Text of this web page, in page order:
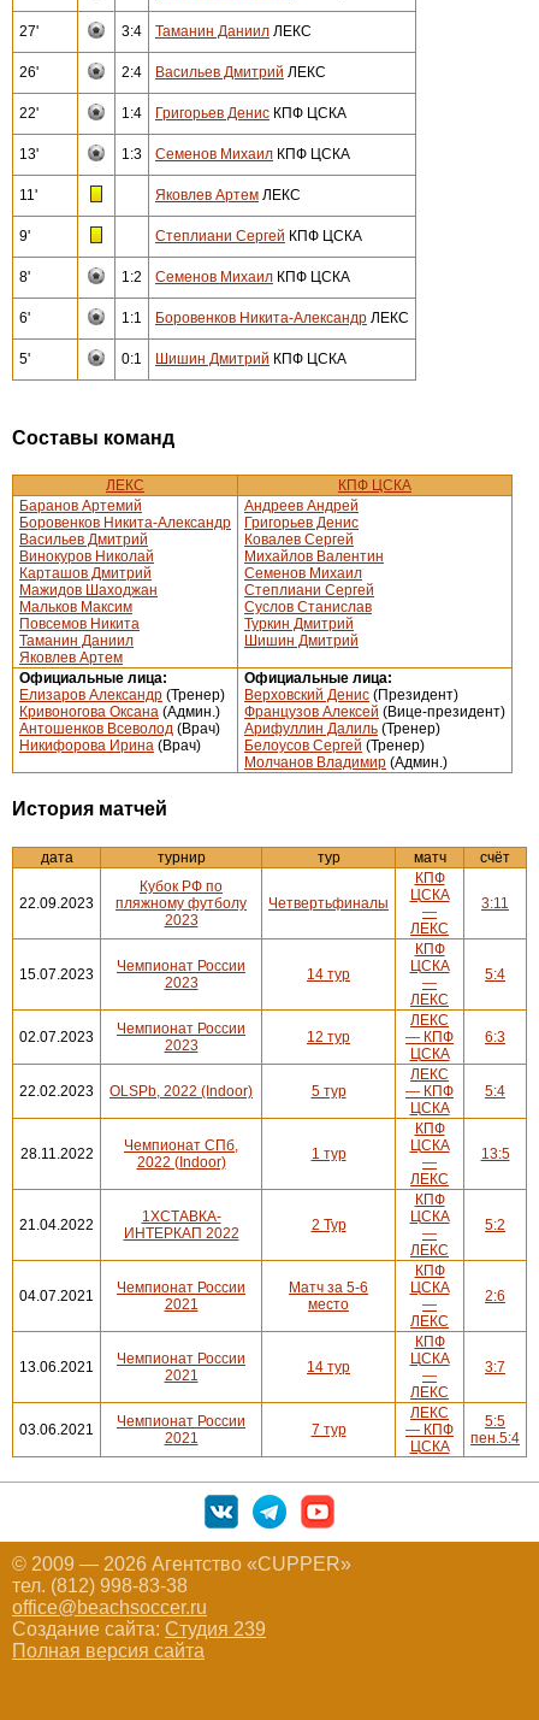
27' 3:4 Таманин Даниил ЛЕКС
26' 2:4 Васильев Дмитрий ЛЕКС
22' 1:4 Григорьев Денис КПФ ЦСКА
13' 1:3 Семенов Михаил КПФ ЦСКА
11' Яковлев Артем ЛЕКС
9' Степлиани Сергей КПФ ЦСКА
8' 1:2 Семенов Михаил КПФ ЦСКА
6' 1:1 Боровенков Никита-Александр ЛЕКС
5' 0:1 Шишин Дмитрий КПФ ЦСКА
Составы команд
ЛЕКС
КПФ ЦСКА
Баранов Артемий
Боровенков Никита-Александр
Васильев Дмитрий
Винокуров Николай
Карташов Дмитрий
Мажидов Шаходжан
Мальков Максим
Повсемов Никита
Таманин Даниил
Яковлев Артем
Андреев Андрей
Григорьев Денис
Ковалев Сергей
Михайлов Валентин
Семенов Михаил
Степлиани Сергей
Суслов Станислав
Туркин Дмитрий
Шишин Дмитрий
Официальные лица:
Елизаров Александр (Тренер)
Кривоногова Оксана (Админ.)
Антошенков Всеволод (Врач)
Никифорова Ирина (Врач)
Официальные лица:
Верховский Денис (Президент)
Французов Алексей (Вице-президент)
Арифуллин Далиль (Тренер)
Белоусов Сергей (Тренер)
Молчанов Владимир (Админ.)
История матчей
дата турнир тур матч счёт
22.09.2023
Кубок РФ по
пляжному футболу
2023
Четвертьфиналы
КПФ
ЦСКА
—
ЛЕКС
3:11
15.07.2023
Чемпионат России
2023
14 тур
КПФ
ЦСКА
—
ЛЕКС
5:4
02.07.2023
Чемпионат России
2023
12 тур
ЛЕКС
— КПФ
ЦСКА
6:3
22.02.2023 OLSPb, 2022 (Indoor) 5 тур
ЛЕКС
— КПФ
ЦСКА
5:4
28.11.2022
Чемпионат СПб,
2022 (Indoor)
1 тур
КПФ
ЦСКА
—
ЛЕКС
13:5
21.04.2022
1ХСТАВКА-
ИНТЕРКАП 2022
2 Тур
КПФ
ЦСКА
—
ЛЕКС
5:2
04.07.2021
Чемпионат России
2021
Матч за 5-6
место
КПФ
ЦСКА
—
ЛЕКС
2:6
13.06.2021
Чемпионат России
2021
14 тур
КПФ
ЦСКА
—
ЛЕКС
3:7
03.06.2021
Чемпионат России
2021
7 тур
ЛЕКС
— КПФ
ЦСКА
5:5
пен.5:4
© 2009 — 2026 Агентство «CUPPER»
тел. (812) 998-83-38
office@beachsoccer.ru
Создание сайта: Студия 239
Полная версия сайта